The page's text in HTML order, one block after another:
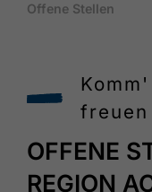
Offene Stellen
OFFENE
REGION